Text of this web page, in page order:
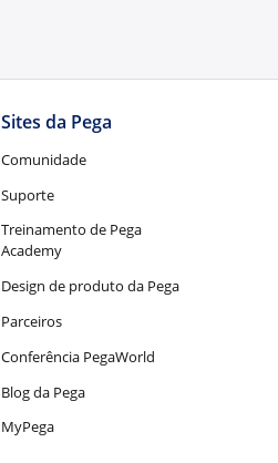
Sites da Pega
Comunidade
Suporte
Treinamento de Pega
Academy
Design de produto da Pega
Parceiros
Conferência PegaWorld
Blog da Pega
MyPega